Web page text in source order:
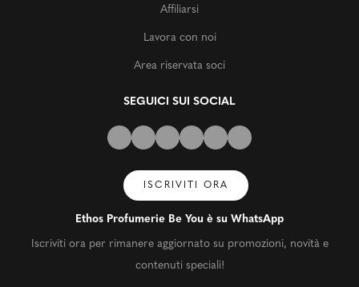
Affiliarsi
Lavora con noi
Area riservata soci
SEGUICI SUI SOCIAL
ISCRIVITI ORA
Ethos Profumerie Be You è su WhatsApp
Iscriviti ora per rimanere aggiornato su promozioni, novità e
contenuti speciali!